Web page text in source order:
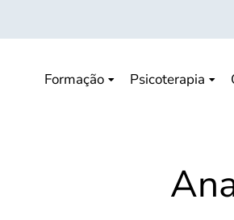
Formação Psicoterapia